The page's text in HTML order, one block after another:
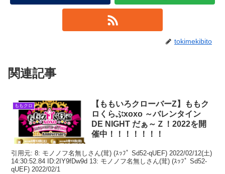
tokimekibito
関連記事
ももクロ
【ももいろクローバーZ】ももク
ロくらぶxoxo ～バレンタイン
DE NIGHT だぁ～Ｚ！2022を開
催中！！！！！！！
引用元: 8: モノノフ名無しさん(茸) (ｽｯﾌﾟ Sd52-qUEF) 2022/02/12(土)
14:30:52.84 ID:2IY9fDw9d 13: モノノフ名無しさん(茸) (ｽｯﾌﾟ Sd52-
qUEF) 2022/02/1